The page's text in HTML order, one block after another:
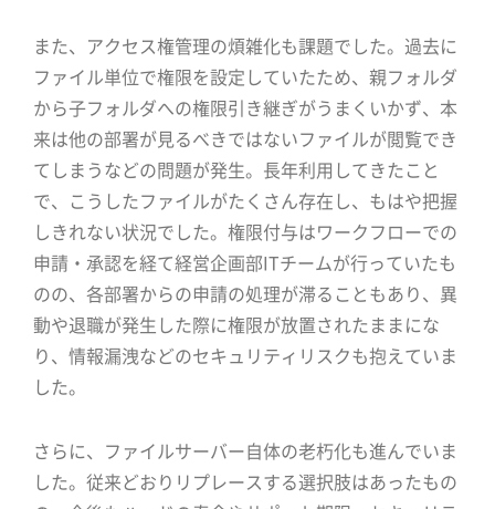
また、アクセス権管理の煩雑化も課題でした。過去に
ファイル単位で権限を設定していたため、親フォルダ
から子フォルダへの権限引き継ぎがうまくいかず、本
来は他の部署が見るべきではないファイルが閲覧でき
てしまうなどの問題が発生。長年利用してきたこと
で、こうしたファイルがたくさん存在し、もはや把握
しきれない状況でした。権限付与はワークフローでの
申請・承認を経て経営企画部ITチームが行っていたも
のの、各部署からの申請の処理が滞ることもあり、異
動や退職が発生した際に権限が放置されたままにな
り、情報漏洩などのセキュリティリスクも抱えていま
した。
さらに、ファイルサーバー自体の老朽化も進んでいま
した。従来どおりリプレースする選択肢はあったもの